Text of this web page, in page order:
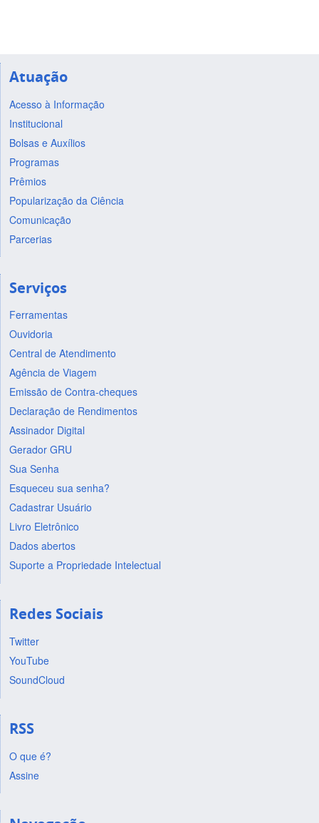
Atuação
Acesso à Informação
Institucional
Bolsas e Auxílios
Programas
Prêmios
Popularização da Ciência
Comunicação
Parcerias
Serviços
Ferramentas
Ouvidoria
Central de Atendimento
Agência de Viagem
Emissão de Contra-cheques
Declaração de Rendimentos
Assinador Digital
Gerador GRU
Sua Senha
Esqueceu sua senha?
Cadastrar Usuário
Livro Eletrônico
Dados abertos
Suporte a Propriedade Intelectual
Redes Sociais
Twitter
YouTube
SoundCloud
RSS
O que é?
Assine